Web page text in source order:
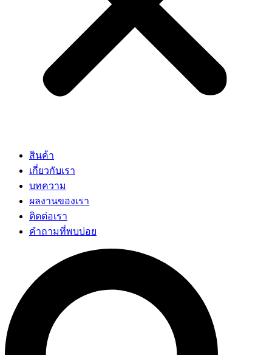
สินค้า
เกี่ยวกับเรา
บทความ
ผลงานของเรา
ติดต่อเรา
คำถามที่พบบ่อย